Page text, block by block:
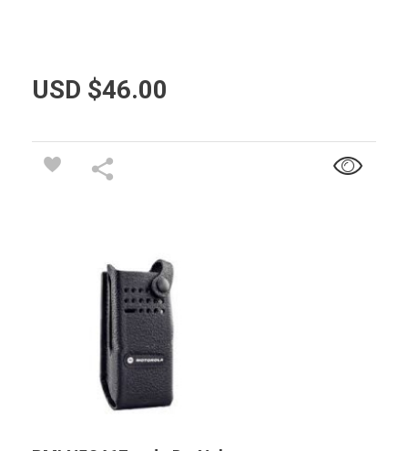
USD $46.00